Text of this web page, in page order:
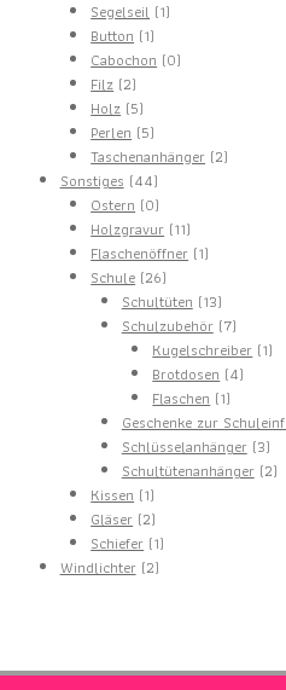
Segelseil 11
Button 11
Produkt
Cabochon 00
Filz 22
Produkte
Holz 55
Produkte
Perlen 55
Produkte
Taschenanhänger 22
Sonstiges 4444
Produkte
Ostern 00
Produkte
Holzgravur 1111
Produkte
Flaschenöffner 11
Schule 2626
Produkte
Schultüten 1313
Produkte
Schulzubehör 77
Produkte
Kugelschreiber 11
Brotdosen 44
Flaschen 11
Produkt
Geschenke zur
Schlüsselanhänger 33
Schultütenanhänger 22
Kissen 11
Produkt
Gläser 22
Produkte
Schiefer 11
Windlichter 22